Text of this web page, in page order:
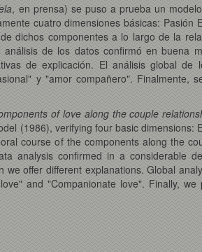
, en prensa) se puso a prueba un
cuatro dimensiones básicas:
dichos componentes a lo largo de la
de los datos confirmó en buena
de explicación. El análisis global
y "amor compañero". Finalmente,
of love along the couple
(1986), verifying four basic dimensions:
course of the components along the
analysis confirmed in a considerable
we offer different explanations. Global
and "Companionate love". Finally,